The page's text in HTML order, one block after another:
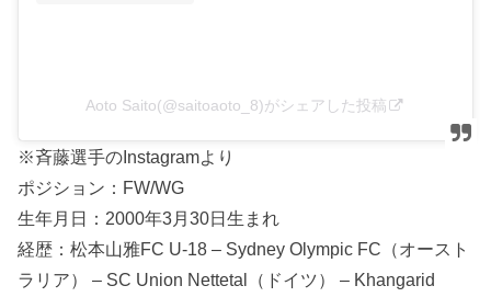
Aoto Saito(@saitoaoto_8)がシェアした投稿
※斉藤選手のInstagramより
ポジション：FW/WG
生年月日：2000年3月30日生まれ
経歴：松本山雅FC U-18 – Sydney Olympic FC（オースト
ラリア） – SC Union Nettetal（ドイツ） – Khangarid